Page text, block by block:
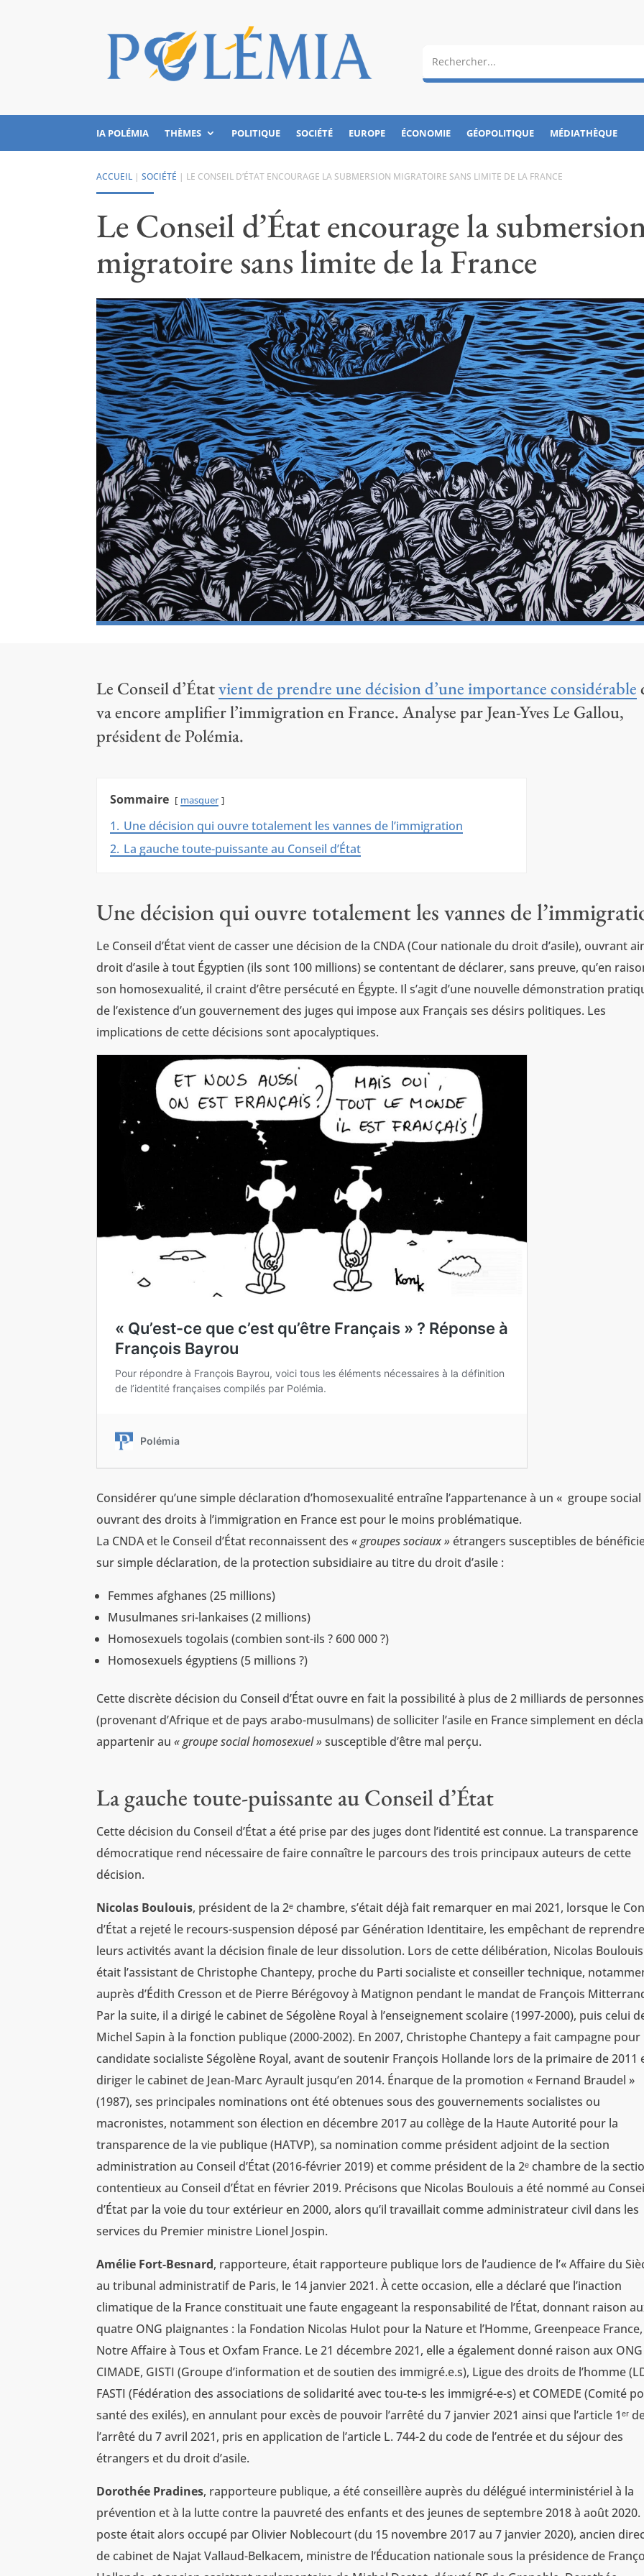
IA POLÉMIA THÈMES POLITIQUE SOCIÉTÉ EUROPE ÉCONOMIE GÉOPOLITIQUE MÉDIATHÈQUE
ACCUEIL |SOCIÉTÉ | LE CONSEIL D’ÉTAT ENCOURAGE LA SUBMERSION MIGRATOIRE SANS LIMITE DE LA FRANCE
Le Conseil d’État encourage la
migratoire sans limite de la France
Le Conseil d’Étatvient de prendre une décision d’une importance considérable
va encore amplifier l’immigration en France. Analyse par Jean-Yves Le Gallou,
président de Polémia.
Sommaire masquer
1. Une décision qui ouvre totalement les vannes de l’immigration
2. La gauche toute-puissante au Conseil d’État
Une décision qui ouvre totalement les vannes de
Le Conseil d’État vient de casser une décision de la CNDA (Cour nationale du droit d’asile), ouvrant
droit d’asile à tout Égyptien (ils sont 100 millions) se contentant de déclarer, sans preuve, qu’en
son homosexualité, il craint d’être persécuté en Égypte. Il s’agit d’une nouvelle démonstration
de l’existence d’un gouvernement des juges qui impose aux Français ses désirs politiques. Les
implications de cette décisions sont apocalyptiques.
Considérer qu’une simple déclaration d’homosexualité entraîne l’appartenance à un « groupe social
ouvrant des droits à l’immigration en France est pour le moins problématique.
La CNDA et le Conseil d’État reconnaissent des« groupes sociaux » étrangers susceptibles de
sur simple déclaration, de la protection subsidiaire au titre du droit d’asile :
Femmes afghanes (25 millions)
Musulmanes sri-lankaises (2 millions)
Homosexuels togolais (combien sont-ils ? 600 000 ?)
Homosexuels égyptiens (5 millions ?)
Cette discrète décision du Conseil d’État ouvre en fait la possibilité à plus de 2 milliards de personnes
(provenant d’Afrique et de pays arabo-musulmans) de solliciter l’asile en France simplement en
appartenir au« groupe social homosexuel » susceptible d’être mal perçu.
La gauche toute-puissante au Conseil d’État
Cette décision du Conseil d’État a été prise par des juges dont l’identité est connue. La transparence
démocratique rend nécessaire de faire connaître le parcours des trois principaux auteurs de cette
décision.
Nicolas Boulouis, président de la 2ᵉ chambre, s’était déjà fait remarquer en mai 2021, lorsque le
d’État a rejeté le recours-suspension déposé par Génération Identitaire, les empêchant de
leurs activités avant la décision finale de leur dissolution. Lors de cette délibération, Nicolas Boulouis
était l’assistant de Christophe Chantepy, proche du Parti socialiste et conseiller technique,
auprès d’Édith Cresson et de Pierre Bérégovoy à Matignon pendant le mandat de François
Par la suite, il a dirigé le cabinet de Ségolène Royal à l’enseignement scolaire (1997-2000), puis celui
Michel Sapin à la fonction publique (2000-2002). En 2007, Christophe Chantepy a fait campagne pour
candidate socialiste Ségolène Royal, avant de soutenir François Hollande lors de la primaire de 2011
diriger le cabinet de Jean-Marc Ayrault jusqu’en 2014. Énarque de la promotion « Fernand Braudel »
(1987), ses principales nominations ont été obtenues sous des gouvernements socialistes ou
macronistes, notamment son élection en décembre 2017 au collège de la Haute Autorité pour la
transparence de la vie publique (HATVP), sa nomination comme président adjoint de la section
administration au Conseil d’État (2016-février 2019) et comme président de la 2ᵉ chambre de la
contentieux au Conseil d’État en février 2019. Précisons que Nicolas Boulouis a été nommé au
d’État par la voie du tour extérieur en 2000, alors qu’il travaillait comme administrateur civil dans les
services du Premier ministre Lionel Jospin.
Amélie Fort-Besnard, rapporteure, était rapporteure publique lors de l’audience de l’« Affaire du
au tribunal administratif de Paris, le 14 janvier 2021. À cette occasion, elle a déclaré que l’inaction
climatique de la France constituait une faute engageant la responsabilité de l’État, donnant raison
quatre ONG plaignantes : la Fondation Nicolas Hulot pour la Nature et l’Homme, Greenpeace France,
Notre Affaire à Tous et Oxfam France. Le 21 décembre 2021, elle a également donné raison aux ONG
CIMADE, GISTI (Groupe d’information et de soutien des immigré.e.s), Ligue des droits de l’homme
FASTI (Fédération des associations de solidarité avec tou-te-s les immigré-e-s) et COMEDE (Comité
santé des exilés), en annulant pour excès de pouvoir l’arrêté du 7 janvier 2021 ainsi que l’article 1ᵉʳ
l’arrêté du 7 avril 2021, pris en application de l’article L. 744-2 du code de l’entrée et du séjour des
étrangers et du droit d’asile.
Dorothée Pradines, rapporteure publique, a été conseillère auprès du délégué interministériel à la
prévention et à la lutte contre la pauvreté des enfants et des jeunes de septembre 2018 à août 2020.
poste était alors occupé par Olivier Noblecourt (du 15 novembre 2017 au 7 janvier 2020), ancien
de cabinet de Najat Vallaud-Belkacem, ministre de l’Éducation nationale sous la présidence de